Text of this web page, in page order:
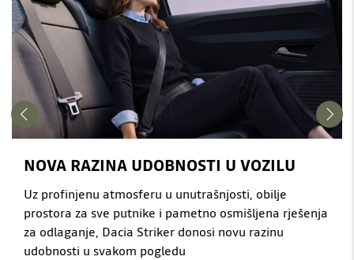
NOVA RAZINA UDOBNOSTI U VOZILU
Uz profinjenu atmosferu u unutrašnjosti, obilje
prostora za sve putnike i pametno osmišljena rješenja
za odlaganje, Dacia Striker donosi novu razinu
udobnosti u svakom pogledu